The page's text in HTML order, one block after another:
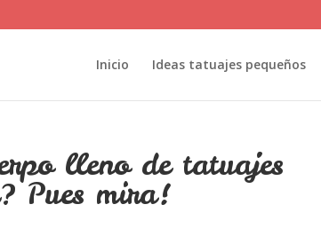
Inicio Ideas tatuajes pequeños
lleno de tatuajes
Pues mira!